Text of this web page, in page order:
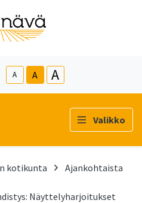
A A A
Valikko
kotikunta
Ajankohtaista
Näyttelyharjoitukset